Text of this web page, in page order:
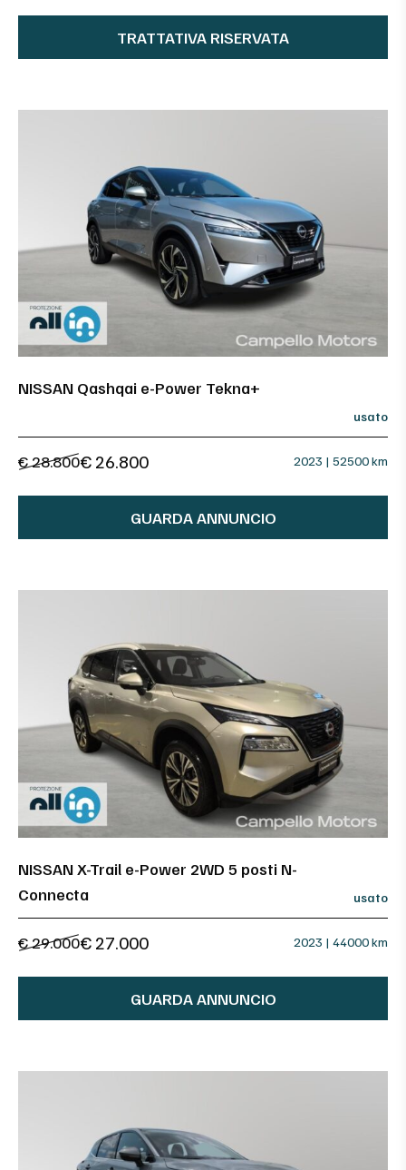
TRATTATIVA RISERVATA
NISSAN Qashqai e-Power Tekna+
usato
€ 28.800€ 26.800 2023 | 52500 km
GUARDA ANNUNCIO
NISSAN X-Trail e-Power 2WD 5 posti N-
Connecta
usato
€ 29.000€ 27.000 2023 | 44000 km
GUARDA ANNUNCIO